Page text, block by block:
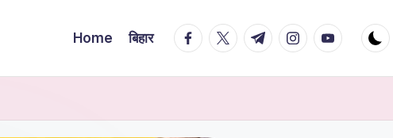
Home बिहार facebook.com
twitter.com
t.me instagram.com
youtube.com